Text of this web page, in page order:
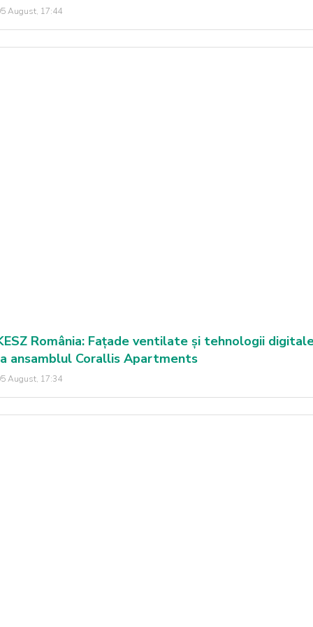
August, 17:44
România: Fațade ventilate și tehnologii
ansamblul Corallis Apartments
August, 17:34